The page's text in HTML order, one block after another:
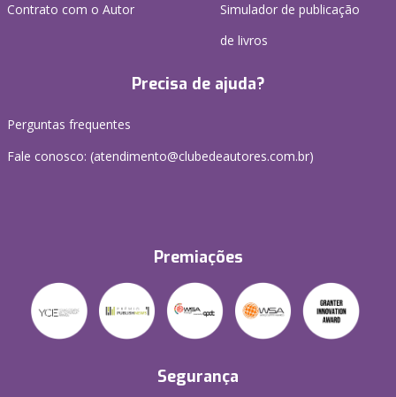
Contrato com o Autor
Simulador de publicação
de livros
Precisa de ajuda?
Perguntas frequentes
Fale conosco: (atendimento@clubedeautores.com.br)
Premiações
Segurança